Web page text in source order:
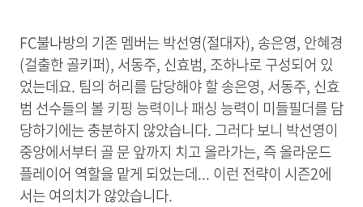
FC불나방의 기존 멤버는박선영(절대자), 송은영, 안혜경
(걸출한 골키퍼), 서동주, 신효범, 조하나로 구성되어 있
었는데요. 팀의 허리를 담당해야 할 송은영, 서동주, 신효
범 선수들의 볼 키핑 능력이나 패싱 능력이 미들필더를 담
당하기에는 충분하지 않았습니다. 그러다 보니 박선영이
중앙에서부터 골 문 앞까지 치고 올라가는, 즉 올라운드
플레이어 역할을 맡게 되었는데... 이런 전략이 시즌2에
서는 여의치가 않았습니다.